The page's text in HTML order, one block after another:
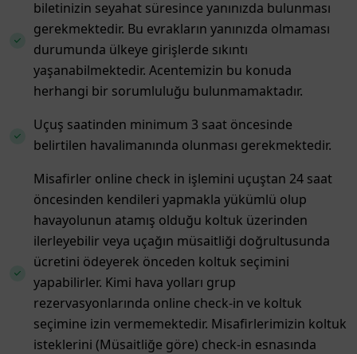
biletinizin seyahat süresince yanınızda bulunması
gerekmektedir. Bu evrakların yanınızda olmaması
durumunda ülkeye girişlerde sıkıntı
yaşanabilmektedir. Acentemizin bu konuda
herhangi bir sorumluluğu bulunmamaktadır.
Uçuş saatinden minimum 3 saat öncesinde
belirtilen havalimanında olunması gerekmektedir.
Misafirler online check in işlemini uçuştan 24 saat
öncesinden kendileri yapmakla yükümlü olup
havayolunun atamış olduğu koltuk üzerinden
ilerleyebilir veya uçağın müsaitliği doğrultusunda
ücretini ödeyerek önceden koltuk seçimini
yapabilirler. Kimi hava yolları grup
rezervasyonlarında online check-in ve koltuk
seçimine izin vermemektedir. Misafirlerimizin koltuk
isteklerini (Müsaitliğe göre) check-in esnasında